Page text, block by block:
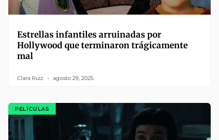
Estrellas infantiles arruinadas por
Hollywood que terminaron trágicamente
mal
Clara Ruiz agosto 29, 2025
PELÍCULAS